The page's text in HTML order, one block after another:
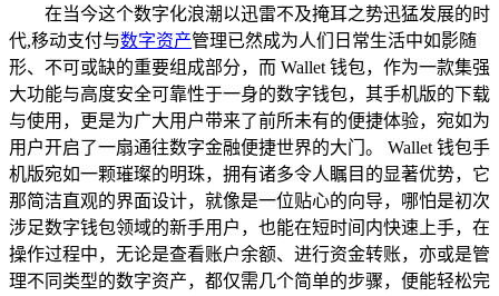
在当今这个数字化浪潮以迅雷不及掩耳之势迅猛发展的时
代,移动支付与数字资产管理已然成为人们日常生活中如影随
形、不可或缺的重要组成部分，而 Wallet 钱包，作为一款集强
大功能与高度安全可靠性于一身的数字钱包，其手机版的下载
与使用，更是为广大用户带来了前所未有的便捷体验，宛如为
用户开启了一扇通往数字金融便捷世界的大门。 Wallet 钱包手
机版宛如一颗璀璨的明珠，拥有诸多令人瞩目的显著优势，它
那简洁直观的界面设计，就像是一位贴心的向导，哪怕是初次
涉足数字钱包领域的新手用户，也能在短时间内快速上手，在
操作过程中，无论是查看账户余额、进行资金转账，亦或是管
理不同类型的数字资产，都仅需几个简单的步骤，便能轻松完